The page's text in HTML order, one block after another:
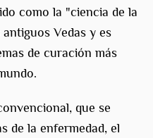
como la "ciencia de la
Vedas y es
de curación más
que se
de la enfermedad, el